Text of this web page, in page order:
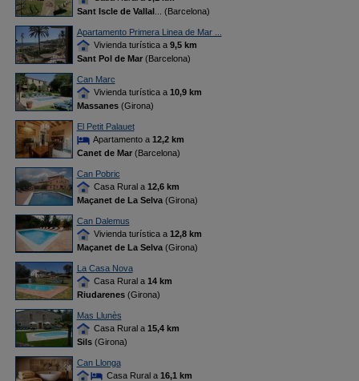
Sant Iscle de Vallal... (Barcelona)
Apartamento Primera Linea de Mar ...
Vivienda turística a 9,5 km
Sant Pol de Mar(Barcelona)
Can Marc
Vivienda turística a 10,9 km
Massanes(Girona)
El Petit Palauet
Apartamento a 12,2 km
Canet de Mar(Barcelona)
Can Pobric
Casa Rural a 12,6 km
Maçanet de La Selva(Girona)
Can Dalemus
Vivienda turística a 12,8 km
Maçanet de La Selva(Girona)
La Casa Nova
Casa Rural a 14 km
Riudarenes(Girona)
Mas Llunès
Casa Rural a 15,4 km
Sils(Girona)
Can Llonga
Casa Rural a 16,1 km